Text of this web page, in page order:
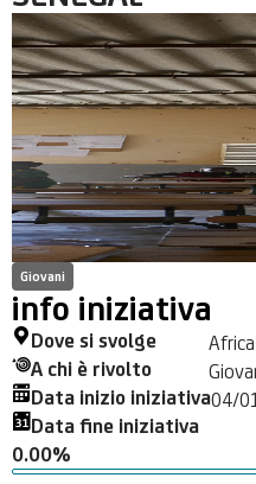
Giovani
info iniziativa
Dove si svolge Africa
A chi è rivolto
Data inizio iniziativa04/
Data fine iniziativa
0.00%